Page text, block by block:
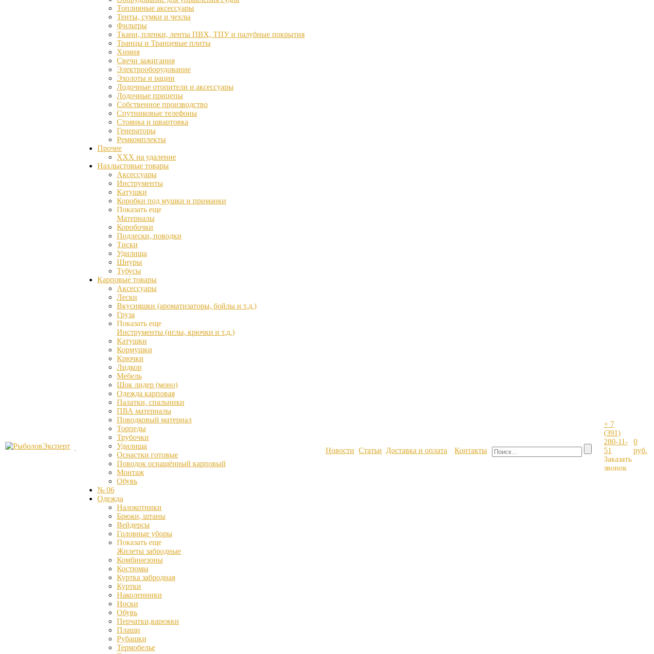
Топливные аксессуары
Тенты, сумки и чехлы
Фильтры
Ткани, пленки, ленты ПВХ, ТПУ и палубные покрытия
Транцы и Транцевые плиты
Химия
Свечи зажигания
Электрооборудование
Эхолоты и рации
Лодочные отопители и аксессуары
Лодочные прицепы
Собственное производство
Спутниковые телефоны
Стоянка и швартовка
Генераторы
Ремкомплекты
Прочее
ХХХ на удаление
Нахлыстовые товары
Аксессуары
Инструменты
Катушки
Коробки под мушки и приманки
Показать еще
Материалы
Коробочки
Подлески, поводки
Тиски
Удилища
Шнуры
Тубусы
Карповые товары
Аксессуары
Лески
Вкусняшки (ароматизаторы, бойлы и т.д.)
Груза
Показать еще
Инструменты (иглы, крючки и т.д.)
Катушки
Кормушки
Крючки
Лидкор
Мебель
Шок лидер (моно)
Одежда карповая
Палатки, спальники
ПВА материалы
Поводковый материал
Торпеды
Трубочки
Удилища
Оснастки готовые
Поводок оснащённый карповый
Монтаж
Обувь
№ 06
Одежда
Налокотники
Брюки, штаны
Вейдерсы
Головные уборы
Показать еще
Жилеты забродные
Комбинезоны
Костюмы
Куртка забродная
Куртки
Наколенники
Носки
Обувь
Перчатки,варежки
Плащи
Рубашки
Термобелье
Новости Статьи Доставка и оплата Контакты
+ 7
(391)
280-11-
51
Заказать
звонок
0
руб.